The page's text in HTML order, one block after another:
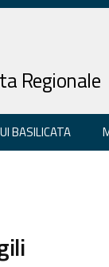
Regionale
BASILICATA